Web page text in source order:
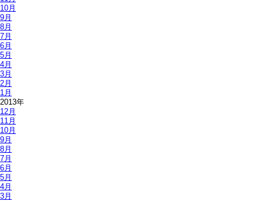
10月
9月
8月
7月
6月
5月
4月
3月
2月
1月
2013年
12月
11月
10月
9月
8月
7月
6月
5月
4月
3月